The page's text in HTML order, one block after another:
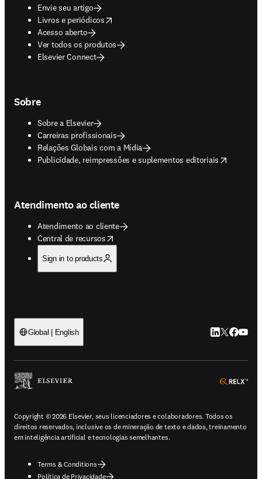
Envie seu artigo
Livros e periódicos
opens in new tab/window
Acesso aberto
Ver todos os produtos
Elsevier Connect
Sobre
Sobre a Elsevier
Carreiras profissionais
Relações Globais com a Mídia
Publicidade, reimpressões e suplementos editoriais
opens in new tab/window
Atendimento ao cliente
Atendimento ao cliente
Central de recursos
opens in new tab/window
Sign in to products
Global | English LinkedIn abre
Twitter
Copyright © 2026 Elsevier, seus licenciadores e colaboradores. Todos os
direitos reservados, inclusive os de mineração de texto e dados, treinamento
em inteligência artificial e tecnologias semelhantes.
Terms & Conditions
Política de Privacidade